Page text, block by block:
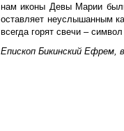
нам иконы Девы Марии
оставляет неуслышанным
всегда горят свечи –
Епископ Бикинский Ефрем,